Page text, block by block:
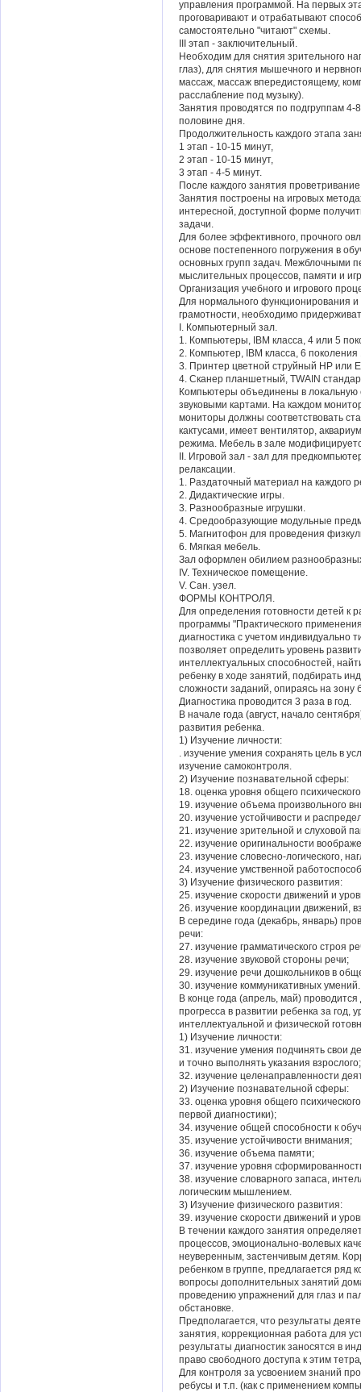
управления программой. На первых
проговаривают и отрабатывают
самостоятельно "читают" схемы.
III этап - заключительный.
Необходим для снятия зрительного
глаз), для снятия мышечного и
массаж, массаж впередистоящему,
расслабление под музыку).
Занятия проводятся по подгруппам 4-
половине дня.
Продолжительность каждого этапа
1 этап - 10-15 минут,
2 этап - 10-15 минут,
3 этап - 4-5 минут.
После каждого занятия
Занятия построены на игровых
интересной, доступной форме
задачи.
Для более эффективного, прочного
основе постепенного погружения в
основных групп задач. Межблочными
мыслительных процессов, памяти и
Организация учебного и игрового
Для нормального функционирования
грамотности, необходимо
I. Компьютерный зал.
1. Компьютеры, IBM класса, 4 или 5
2. Компьютер, IBM класса, 6 поколения
3. Принтер цветной струйный HP или
4. Сканер планшетный, TWAIN
Компьютеры объединены в локальную
звуковыми картами. На каждом
мониторы должны соответствовать
кактусами, имеет вентилятор,
режима. Мебель в зале
II. Игровой зал - зал для
релаксации.
1. Раздаточный материал на каждого
2. Дидактические игры.
3. Разнообразные игрушки.
4. Средообразующие модульные
5. Магнитофон для проведения
6. Мягкая мебель.
Зал оформлен обилием
IV. Техническое помещение.
V. Сан. узел.
ФОРМЫ КОНТРОЛЯ.
Для определения готовности детей к
программы "Практического
диагностика с учетом индивидуально
позволяет определить уровень
интеллектуальных способностей,
ребенку в ходе занятий, подбирать
сложности заданий, опираясь на зону
Диагностика проводится 3 раза в год.
В начале года (август, начало
развития ребенка.
1) Изучение личности:
. изучение умения сохранять цель в
изучение самоконтроля.
2) Изучение познавательной сферы:
18. оценка уровня общего
19. изучение объема произвольного
20. изучение устойчивости и
21. изучение зрительной и слуховой
22. изучение оригинальности
23. изучение словесно-логического,
24. изучение умственной
3) Изучение физического развития:
25. изучение скорости движений и
26. изучение координации движений,
В середине года (декабрь, январь)
речи:
27. изучение грамматического строя
28. изучение звуковой стороны речи;
29. изучение речи дошкольников в
30. изучение коммуникативных умений.
В конце года (апрель, май)
прогресса в развитии ребенка за год,
интеллектуальной и физической
1) Изучение личности:
31. изучение умения подчинять свои
и точно выполнять указания взрослого;
32. изучение целенаправленности
2) Изучение познавательной сферы:
33. оценка уровня общего
первой диагностики);
34. изучение общей способности к
35. изучение устойчивости внимания;
36. изучение объема памяти;
37. изучение уровня
38. изучение словарного запаса,
логическим мышлением.
3) Изучение физического развития:
39. изучение скорости движений и
В течении каждого занятия
процессов, эмоционально-волевых
неуверенным, застенчивым детям.
ребенком в группе, предлагается ряд
вопросы дополнительных занятий
проведению упражнений для глаз и
обстановке.
Предполагается, что результаты
занятия, коррекционная работа для
результаты диагностик заносятся в
право свободного доступа к этим
Для контроля за усвоением знаний
ребусы и т.п. (как с применением